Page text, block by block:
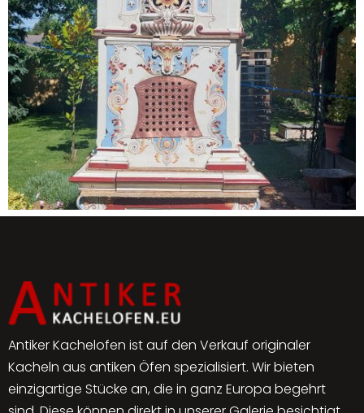
Antiker Kachelofen ist auf den Verkauf originaler
Kacheln aus antiken Öfen spezialisiert. Wir bieten
einzigartige Stücke an, die in ganz Europa begehrt